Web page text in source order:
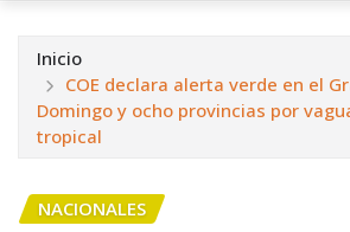
Inicio
COE declara alerta verde en el
Domingo y ocho provincias por
tropical
NACIONALES